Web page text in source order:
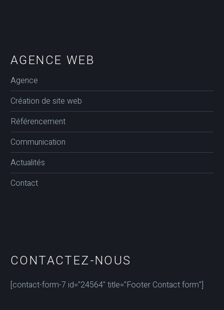
AGENCE WEB
Agence
Création de site web
Référencement
Communication
Actualités
Contact
CONTACTEZ-NOUS
[contact-form-7 id="24564" title="Footer Contact form"]